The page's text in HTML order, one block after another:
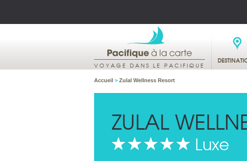
VOYAGE DANS LE PACIFIQUE
Accueil > Zulal Wellness Resort
ZULAL
Luxe